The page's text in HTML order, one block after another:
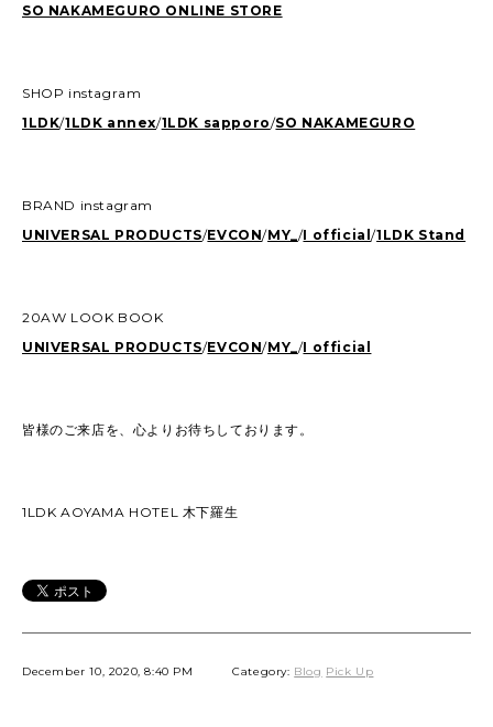
SO NAKAMEGURO ONLINE STORE
SHOP instagram
1LDK/1LDK annex/1LDK sapporo/SO NAKAMEGURO
BRAND instagram
UNIVERSAL PRODUCTS/EVCON/MY_ /I official/1LDK Stand
20AW LOOK BOOK
UNIVERSAL PRODUCTS/EVCON/MY_ /I official
皆様のご来店を、心よりお待ちしております。
1LDK AOYAMA HOTEL 木下羅生
December 10, 2020, 8:40 PM Category: Blog Pick Up